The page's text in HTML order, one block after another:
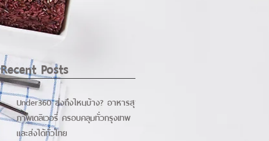
Recent Posts
Under360 ส่งถึงไหนบ้าง? อาหารสุข
ภาพเดลิเวอรี่ ครอบคลุมทั่วกรุงเทพ
และส่งได้ทั่วไทย